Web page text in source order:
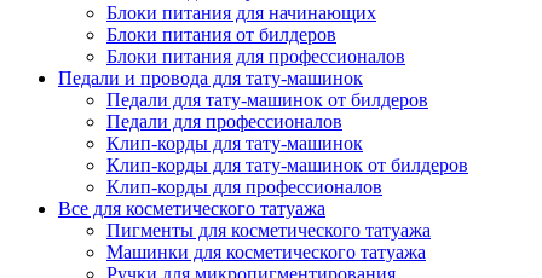
Блоки питания для начинающих
Блоки питания от билдеров
Блоки питания для профессионалов
Педали и провода для тату-машинок
Педали для тату-машинок от билдеров
Педали для профессионалов
Клип-корды для тату-машинок
Клип-корды для тату-машинок от билдеров
Клип-корды для профессионалов
Все для косметического татуажа
Пигменты для косметического татуажа
Машинки для косметического татуажа
Ручки для микропигментирования